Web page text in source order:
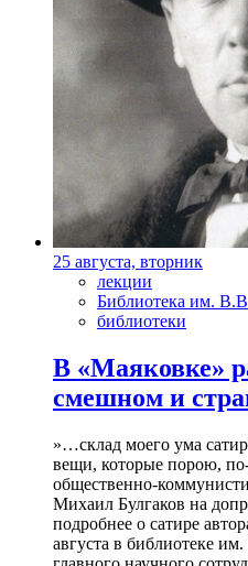
25 августа, вторник
лекции
Библиотека им.
библиотеки
В «Маяковке»
смешном и
»…склад моего ума
вещи, которые порою,
общественно-
Михаил Булгаков на
подробнее о сатире
августа в библиотеке